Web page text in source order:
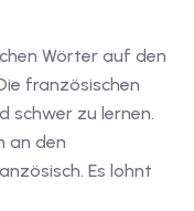
Wörter auf den
französischen
schwer zu lernen.
an den
Es lohnt